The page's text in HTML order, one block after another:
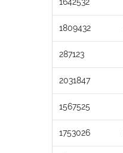
1809432
287123
2031847
1567525
1753026